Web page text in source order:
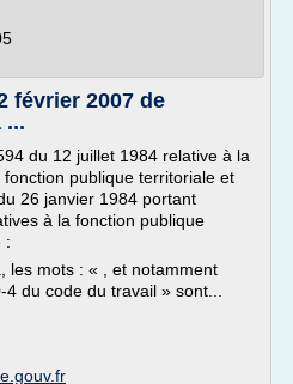
février 2007 de
...
du 12 juillet 1984 relative à la
publique territoriale et
26 janvier 1984 portant
à la fonction publique
:
les mots : « , et notamment
du code du travail » sont...